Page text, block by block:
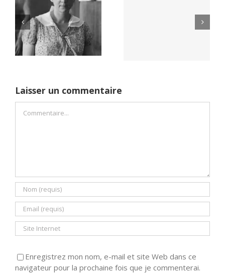
Netflix Field of
Dreams (1989)
Yaïr Golan : une
Laisser un commentaire
Enregistrez mon nom, e-mail et site Web dans ce
navigateur pour la prochaine fois que je commenterai.